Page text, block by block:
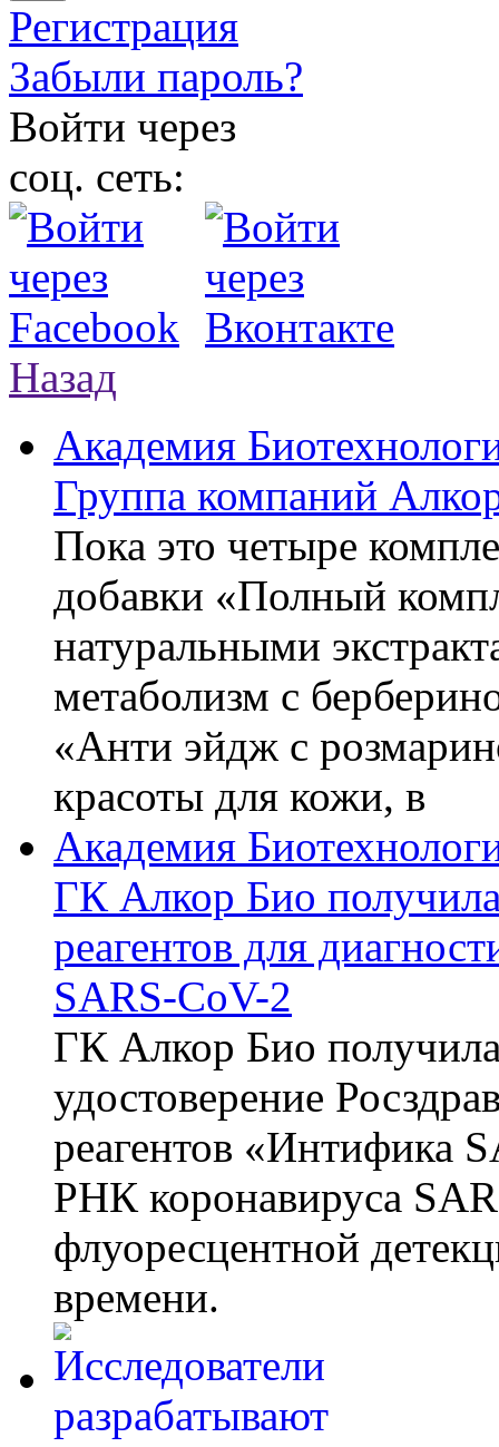
Регистрация
Забыли пароль?
Войти через
соц. сеть:
Назад
Академия
Группа компаний
Пока это четыре
добавки «Полный
натуральными
метаболизм с
«Анти эйдж с
красоты для кожи, в
Академия
ГК Алкор Био
реагентов для
SARS-CoV-2
ГК Алкор Био
удостоверение
реагентов «Интифика
РНК коронавируса
флуоресцентной
времени.